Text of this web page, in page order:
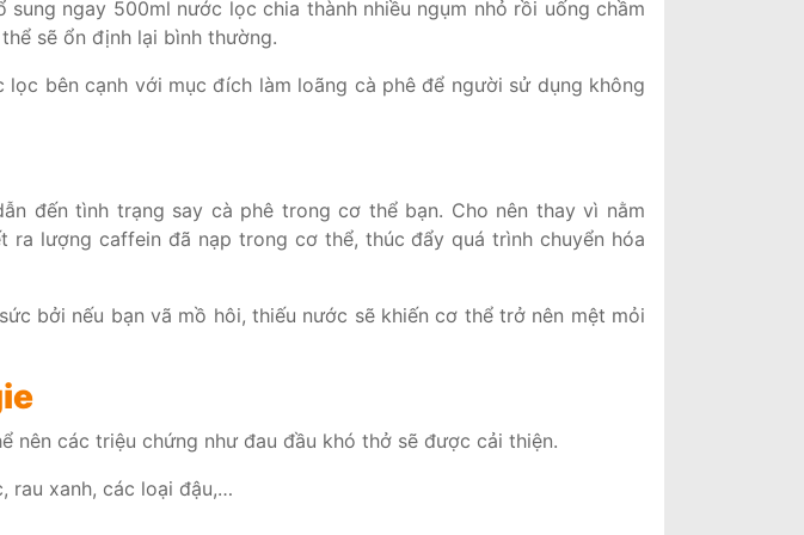
ngay 500ml nước lọc chia thành nhiều ngụm nhỏ rồi uống chầm
sẽ ổn định lại bình thường.
bên cạnh với mục đích làm loãng cà phê để người sử dụng không
đến tình trạng say cà phê trong cơ thể bạn. Cho nên thay vì nằm
lượng caffein đã nạp trong cơ thể, thúc đẩy quá trình chuyển hóa
bởi nếu bạn vã mồ hôi, thiếu nước sẽ khiến cơ thể trở nên mệt mỏi
các triệu chứng như đau đầu khó thở sẽ được cải thiện.
rau xanh, các loại đậu,…